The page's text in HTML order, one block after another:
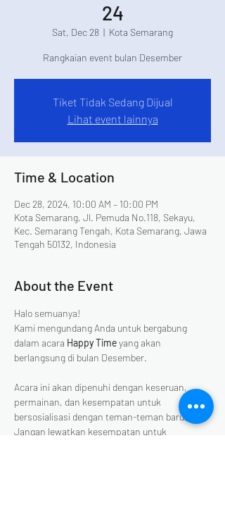
24
Sat, Dec 28
  |
Kota Semarang
Rangkaian event bulan Desember
Tiket Tidak Sedang Dijual
Lihat event lainnya
Time & Location
Dec 28, 2024, 10:00 AM – 10:00 PM
Kota Semarang, Jl. Pemuda No.118, Sekayu,
Kec. Semarang Tengah, Kota Semarang, Jawa
Tengah 50132, Indonesia
About the Event
Halo semuanya!
Kami mengundang Anda untuk bergabung
dalam acara Happy Time yang akan
berlangsung di bulan Desember.
Acara ini akan dipenuhi dengan keseruan,
permainan, dan kesempatan untuk
bersosialisasi dengan teman-teman baru.
Jangan lewatkan kesempatan untuk